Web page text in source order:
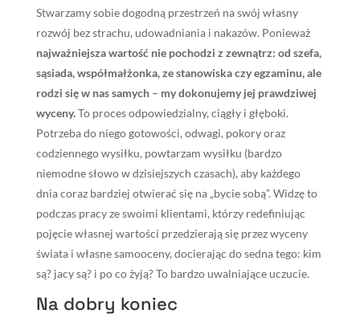
Stwarzamy sobie dogodną przestrzeń na swój własny
rozwój bez strachu, udowadniania i nakazów. Ponieważ
najważniejsza wartość nie pochodzi z zewnątrz: od szefa,
sąsiada, współmałżonka, ze stanowiska czy egzaminu, ale
rodzi się w nas samych – my dokonujemy jej prawdziwej
wyceny.To proces odpowiedzialny, ciągły i głęboki.
Potrzeba do niego gotowości, odwagi, pokory oraz
codziennego wysiłku, powtarzam wysiłku (bardzo
niemodne słowo w dzisiejszych czasach), aby każdego
dnia coraz bardziej otwierać się na „bycie sobą”. Widzę to
podczas pracy ze swoimi klientami, którzy redefiniując
pojęcie własnej wartości przedzierają się przez wyceny
świata i własne samooceny, docierając do sedna tego: kim
są? jacy są? i po co żyją? To bardzo uwalniające uczucie.
Na dobry koniec